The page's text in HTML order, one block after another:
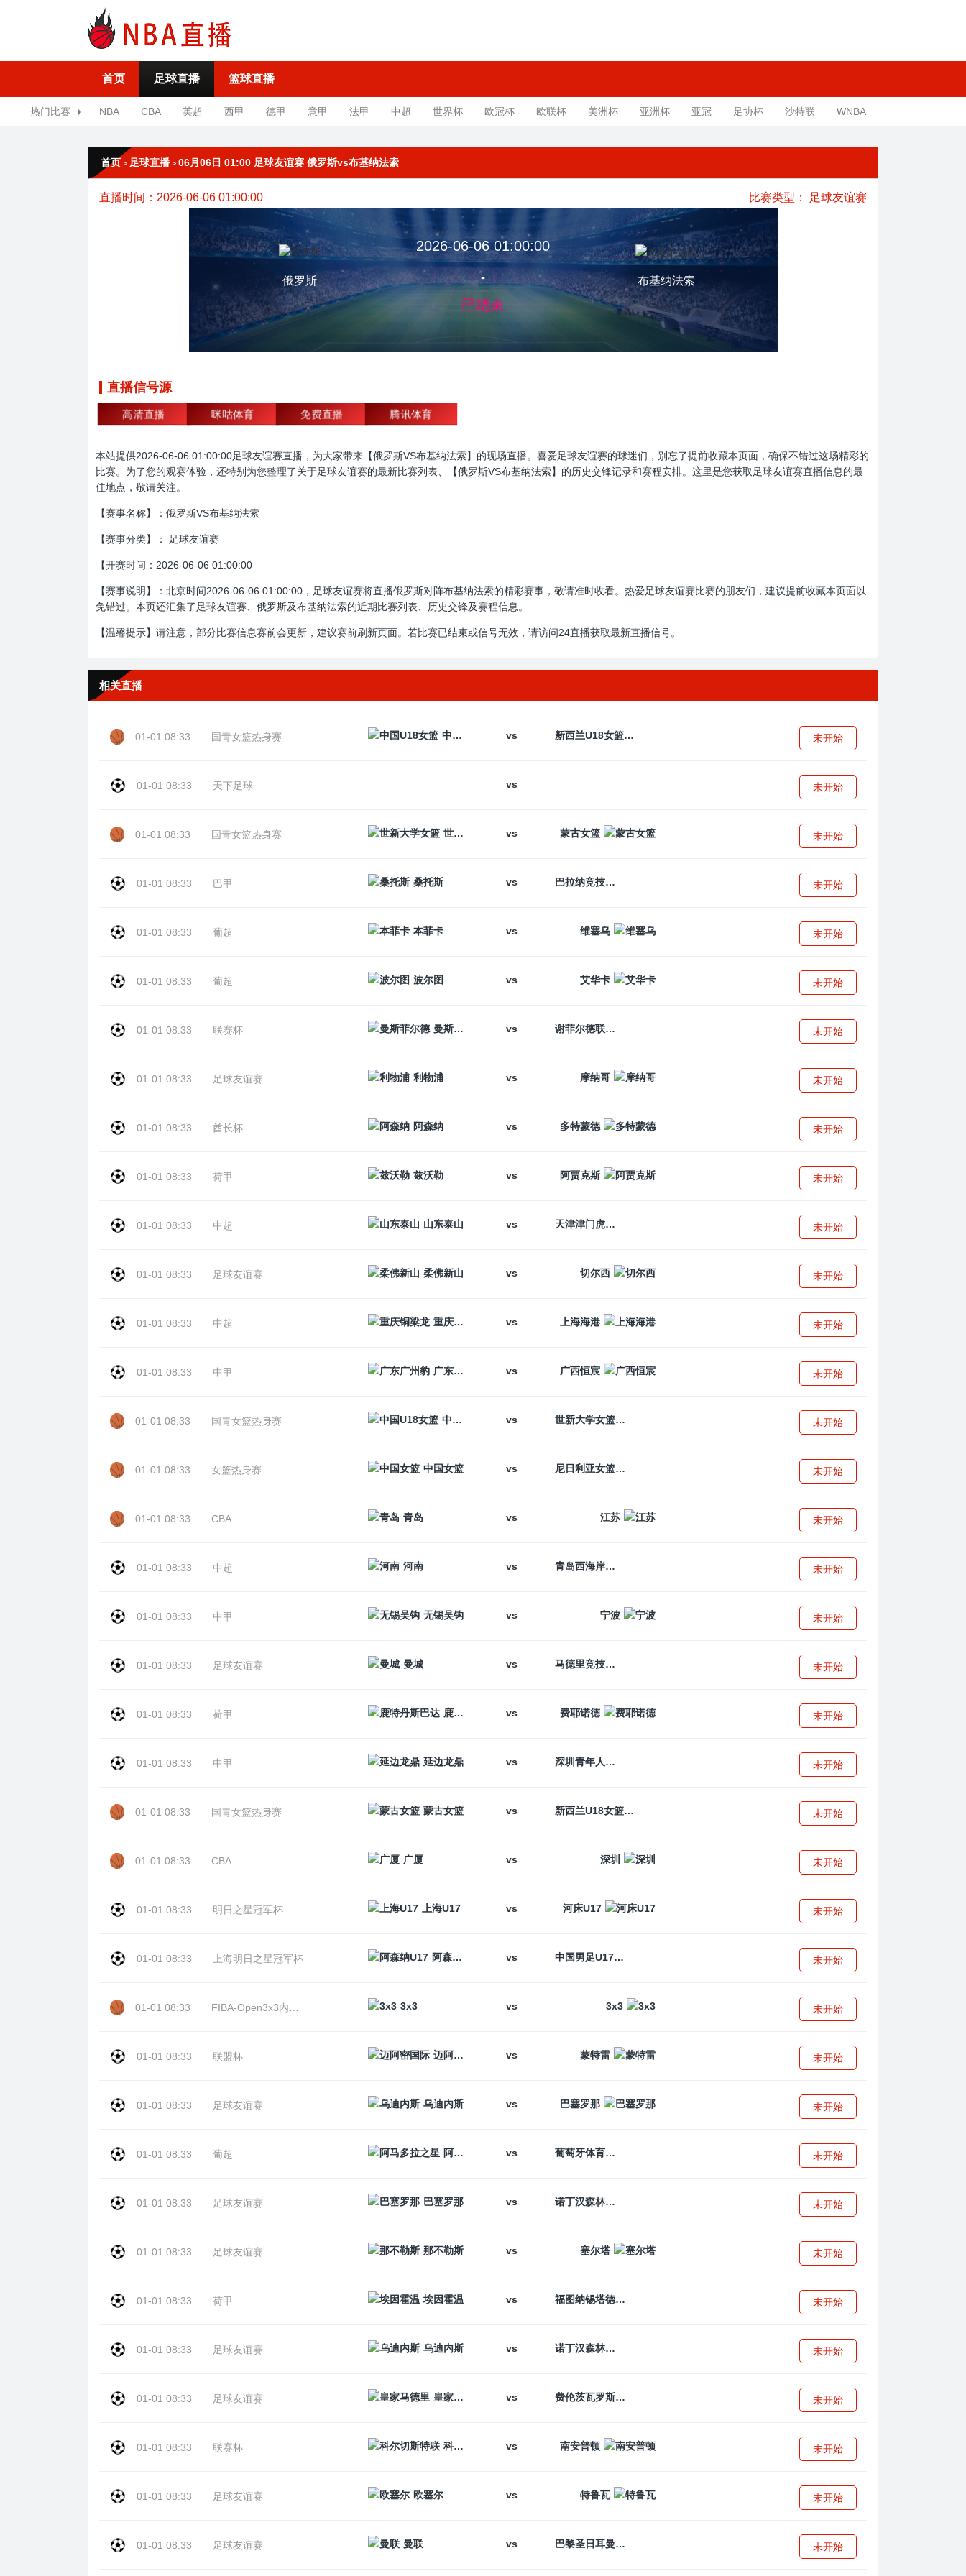
首页 足球直播 篮球直播
热门比赛 NBA CBA 英超 西甲 德甲 意甲 法甲 中超 世界杯 欧冠杯 欧联杯 美洲杯 亚洲杯 亚冠 足协杯 沙特联 WNBA
首页 > 足球直播 > 06月06日 01:00 足球友谊赛 俄罗斯vs布基纳法索
直播时间：2026-06-06 01:00:00 比赛类型： 足球友谊赛
俄罗斯
2026-06-06 01:00:00
-
已结束
布基纳法索
直播信号源
高清直播 咪咕体育 免费直播 腾讯体育
本站提供2026-06-06 01:00:00足球友谊赛直播，为大家带来【俄罗斯VS布基纳法索】的现场直播。喜爱足球友谊赛的球迷们，别忘了提前收藏本页面，确保不错过这场精彩的
比赛。为了您的观赛体验，还特别为您整理了关于足球友谊赛的最新比赛列表、【俄罗斯VS布基纳法索】的历史交锋记录和赛程安排。这里是您获取足球友谊赛直播信息的最
佳地点，敬请关注。
【赛事名称】：俄罗斯VS布基纳法索
【赛事分类】： 足球友谊赛
【开赛时间：2026-06-06 01:00:00
【赛事说明】：北京时间2026-06-06 01:00:00，足球友谊赛将直播俄罗斯对阵布基纳法索的精彩赛事，敬请准时收看。热爱足球友谊赛比赛的朋友们，建议提前收藏本页面以
免错过。本页还汇集了足球友谊赛、俄罗斯及布基纳法索的近期比赛列表、历史交锋及赛程信息。
【温馨提示】请注意，部分比赛信息赛前会更新，建议赛前刷新页面。若比赛已结束或信号无效，请访问24直播获取最新直播信号。
相关直播
01-01 08:33 国青女篮热身赛 中国U18女篮 vs 新西兰U18女篮 未开始
01-01 08:33 天下足球 vs 未开始
01-01 08:33 国青女篮热身赛 世新大学女篮 vs 蒙古女篮 未开始
01-01 08:33 巴甲 桑托斯 vs 巴拉纳竞技 未开始
01-01 08:33 葡超 本菲卡 vs 维塞乌 未开始
01-01 08:33 葡超 波尔图 vs 艾华卡 未开始
01-01 08:33 联赛杯 曼斯菲尔德 vs 谢菲尔德联 未开始
01-01 08:33 足球友谊赛 利物浦 vs 摩纳哥 未开始
01-01 08:33 酋长杯 阿森纳 vs 多特蒙德 未开始
01-01 08:33 荷甲 兹沃勒 vs 阿贾克斯 未开始
01-01 08:33 中超 山东泰山 vs 天津津门虎 未开始
01-01 08:33 足球友谊赛 柔佛新山 vs 切尔西 未开始
01-01 08:33 中超 重庆铜梁龙 vs 上海海港 未开始
01-01 08:33 中甲 广东广州豹 vs 广西恒宸 未开始
01-01 08:33 国青女篮热身赛 中国U18女篮 vs 世新大学女篮 未开始
01-01 08:33 女篮热身赛 中国女篮 vs 尼日利亚女篮 未开始
01-01 08:33 CBA 青岛 vs 江苏 未开始
01-01 08:33 中超 河南 vs 青岛西海岸 未开始
01-01 08:33 中甲 无锡吴钩 vs 宁波 未开始
01-01 08:33 足球友谊赛 曼城 vs 马德里竞技 未开始
01-01 08:33 荷甲 鹿特丹斯巴达 vs 费耶诺德 未开始
01-01 08:33 中甲 延边龙鼎 vs 深圳青年人 未开始
01-01 08:33 国青女篮热身赛 蒙古女篮 vs 新西兰U18女篮 未开始
01-01 08:33 CBA 广厦 vs 深圳 未开始
01-01 08:33 明日之星冠军杯 上海U17 vs 河床U17 未开始
01-01 08:33 上海明日之星冠军杯 阿森纳U17 vs 中国男足U17 未开始
01-01 08:33 3x3 vs 3x3 未开始
01-01 08:33 联盟杯 迈阿密国际 vs 蒙特雷 未开始
01-01 08:33 足球友谊赛 乌迪内斯 vs 巴塞罗那 未开始
01-01 08:33 葡超 阿马多拉之星 vs 葡萄牙体育 未开始
01-01 08:33 足球友谊赛 巴塞罗那 vs 诺丁汉森林 未开始
01-01 08:33 足球友谊赛 那不勒斯 vs 塞尔塔 未开始
01-01 08:33 荷甲 埃因霍温 vs 福图纳锡塔德 未开始
01-01 08:33 足球友谊赛 乌迪内斯 vs 诺丁汉森林 未开始
01-01 08:33 足球友谊赛 皇家马德里 vs 费伦茨瓦罗斯 未开始
01-01 08:33 联赛杯 科尔切斯特联 vs 南安普顿 未开始
01-01 08:33 足球友谊赛 欧塞尔 vs 特鲁瓦 未开始
01-01 08:33 足球友谊赛 曼联 vs 巴黎圣日耳曼 未开始